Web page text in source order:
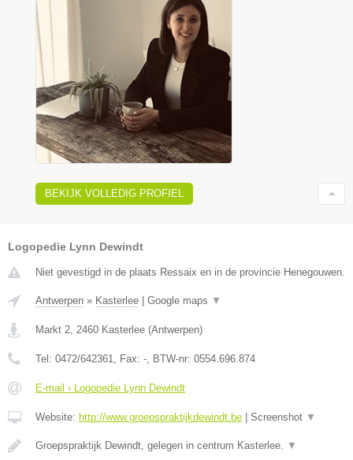
BEKIJK VOLLEDIG PROFIEL
Logopedie Lynn Dewindt
Niet gevestigd in de plaats Ressaix en in de provincie Henegouwen.
Antwerpen » Kasterlee Google maps ▼
Markt 2, 2460 Kasterlee (Antwerpen)
Tel: 0472/642361, Fax: -, BTW-nr: 0554.696.874
E-mail › Logopedie Lynn Dewindt
Website: http://www.groepspraktijkdewindt.be Screenshot ▼
Groepspraktijk Dewindt, gelegen in centrum Kasterlee. ▼